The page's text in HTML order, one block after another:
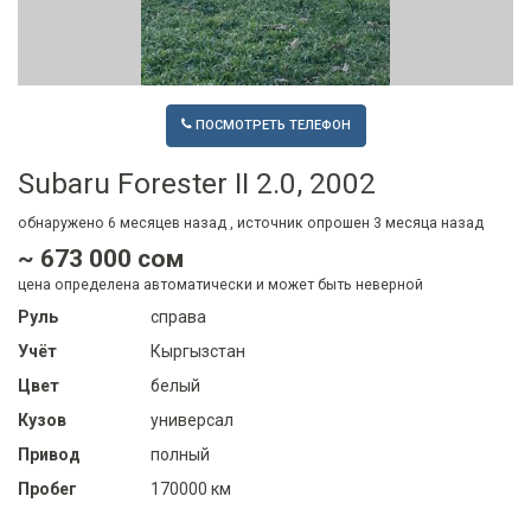
ПОСМОТРЕТЬ ТЕЛЕФОН
Subaru Forester II 2.0, 2002
обнаружено 6 месяцев назад , источник опрошен 3 месяца назад
~ 673 000 сом
цена определена автоматически и может быть неверной
Руль
справа
Учёт
Кыргызстан
Цвет
белый
Кузов
универсал
Привод
полный
Пробег
170000 км